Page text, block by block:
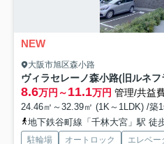
NEW
大阪市旭区森小路
8.6万円～11.1万円 管理/共益
24.46㎡～32.39㎡ (1K～1LDK) /築
地下鉄谷町線「千林大宮」駅 徒
駐輪場 オートロック エレベー